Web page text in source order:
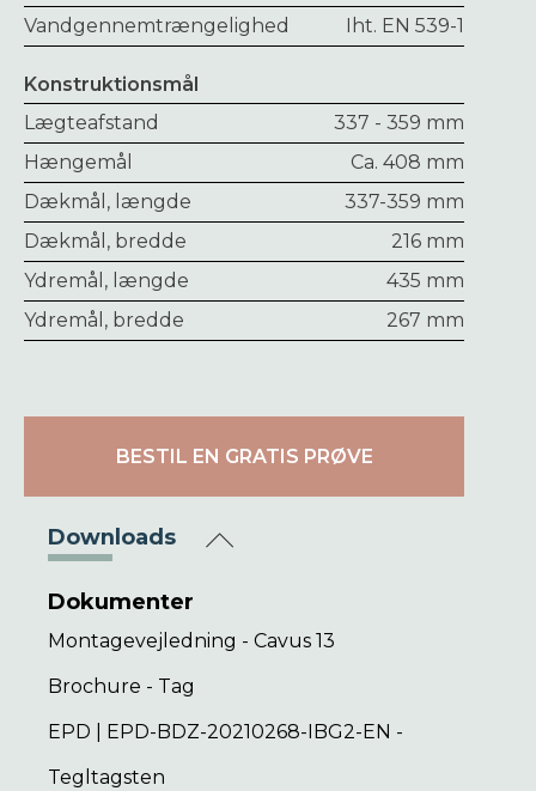
Vandgennemtrængelighed
Iht. EN 539-1
Konstruktionsmål
Lægteafstand
337 - 359 mm
Hængemål
Ca. 408 mm
Dækmål, længde
337-359 mm
Dækmål, bredde
216 mm
Ydremål, længde
435 mm
Ydremål, bredde
267 mm
BESTIL EN GRATIS PRØVE
Downloads
Dokumenter
Montagevejledning - Cavus 13
Brochure - Tag
EPD | EPD-BDZ-20210268-IBG2-EN -
Tegltagsten